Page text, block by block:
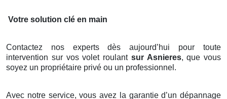
Votre solution clé en main
Contactez nos experts dès aujourd’hui pour toute
intervention sur vos volet roulant sur Asnieres, que vous
soyez un propriétaire privé ou un professionnel.
Avec notre service, vous avez la garantie d’un dépannage